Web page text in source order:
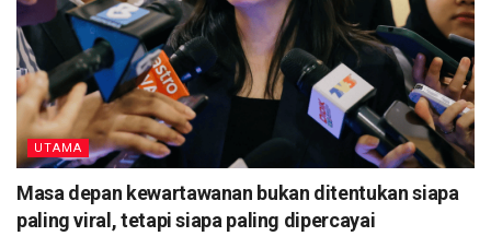
UTAMA
Masa depan kewartawanan bukan ditentukan siapa
paling viral, tetapi siapa paling dipercayai